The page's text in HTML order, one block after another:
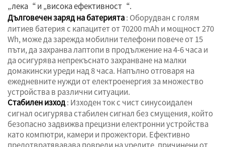
„лека“ и „висока ефективност“.
Дълговечен заряд на батерията: Оборудван с голям
литиев батерия с капацитет от 70200 mAh и мощност 270
Wh, може да зарежда мобилни телефони повече от 15
пъти, да захранва лаптопи в продължение на 4-6 часа и
да осигурява непрекъснато захранване на малки
домакински уреди над 8 часа. Напълно отговаря на
ежедневните нужди от електроенергия за множество
устройства в различни ситуации.
Стабилен изход: Изходен ток с чист синусоидален
сигнал осигурява стабилен сигнал без смущения, който
безопасно задвижва прецизни електронни устройства
като компютри, камери и прожектори. Ефективно
предотвратявавава повреди на уредите, причинени от